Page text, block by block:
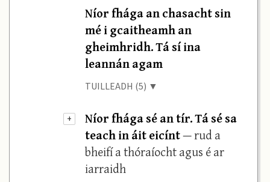
Níor fhága an chasacht sin
mé i gcaitheamh an
gheimhridh. Tá sí ina
leannán agam
TUILLEADH (5) ▼
+
Níor fhága sé an tír. Tá sé sa
teach in áit eicínt— rud a
bheifí a thóraíocht agus é ar
iarraidh